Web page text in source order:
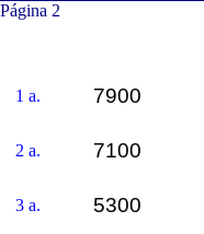
Página 2
1 a. 7900
2 a. 7100
3 a. 5300